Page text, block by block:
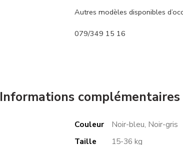
Autres modèles disponibles
079/349 15 16
Informations complémentaires
Couleur
Noir-bleu, Noir-gris
Taille
15-36 kg